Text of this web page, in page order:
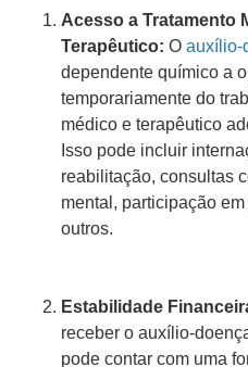
Acesso a Tratamento
Terapêutico: O auxílio-
dependente químico a
temporariamente do
médico e terapêutico
Isso pode incluir
reabilitação, consultas
mental, participação
outros.
Estabilidade
receber o auxílio-
pode contar com uma